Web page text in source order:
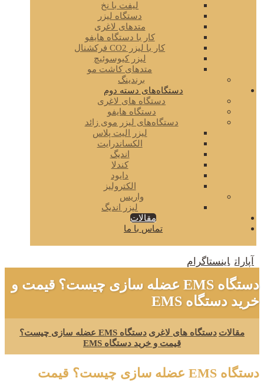
لیفت با نخ
دستگاه لیزر
متدهای لاغری
کار با دستگاه هایفو
کار با لیزر CO2 فرکشنال
لیزر کیوسوئیچ
متدهای کاشت مو
برندینگ
دستگاه‌های دسته دوم
دستگاه های لاغری
دستگاه هایفو
دستگاه‌های لیزر موی زائد
لیزر الیت پلاس
الکساندرایت
اندیگ
کندلا
دایود
الکترولیز
واریس
لیزر اندیگ
مقالات
تماس با ما
آپارات اینستاگرام
دستگاه EMS عضله سازی چیست؟ قیمت و
خرید دستگاه EMS
مقالات دستگاه های لاغری
دستگاه EMS عضله سازی چیست؟
قیمت و خرید دستگاه EMS
دستگاه EMS عضله سازی چیست؟ قیمت